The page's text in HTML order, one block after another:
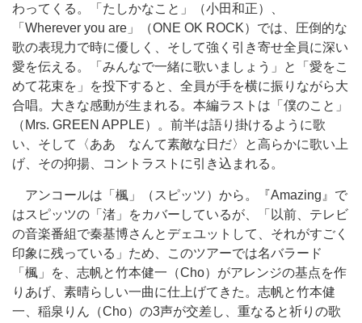
わってくる。「たしかなこと」（小田和正）、
「Wherever you are」（ONE OK ROCK）では、圧倒的な
歌の表現力で時に優しく、そして強く引き寄せ全員に深い
愛を伝える。「みんなで一緒に歌いましょう」と「愛をこ
めて花束を」を投下すると、全員が手を横に振りながら大
合唱。大きな感動が生まれる。本編ラストは「僕のこと」
（Mrs. GREEN APPLE）。前半は語り掛けるように歌
い、そして〈ああ なんて素敵な日だ〉と高らかに歌い上
げ、その抑揚、コントラストに引き込まれる。
アンコールは「楓」（スピッツ）から。『Amazing』で
はスピッツの「渚」をカバーしているが、「以前、テレビ
の音楽番組で秦基博さんとデェユットして、それがすごく
印象に残っている」ため、このツアーでは名バラード
「楓」を、志帆と竹本健一（Cho）がアレンジの基点を作
りあげ、素晴らしい一曲に仕上げてきた。志帆と竹本健
一、稲泉りん（Cho）の3声が交差し、重なると祈りの歌